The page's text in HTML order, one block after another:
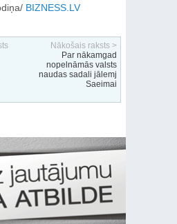
BIZNESS.LV
Nākošais raksts >
Par nākamgad
nopelnāmās valsts
naudas sadali jālemj
Saeimai